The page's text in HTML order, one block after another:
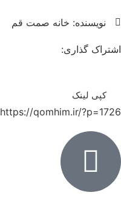
۰
۳
-
نویسنده: خانه صمت قم
اشتراک گذاری:
کپی لینک
https://qomhim.ir/?p=1726